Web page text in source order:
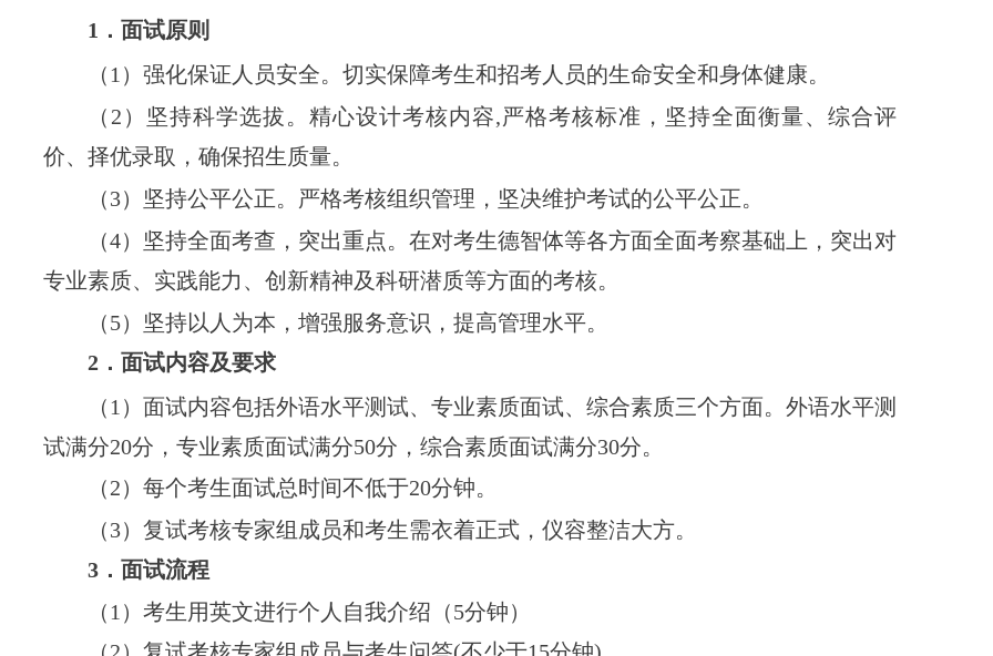
1 ． 面试原则
（1 ）强化保证人员安全。切实保障考生和招考人员的生命安全和身体健康。
（ 2 ）坚持科学选拔。精心设计考核内容,严格考核标准，坚持全面衡量、综合评
价、择优录取，确保招生质量。
（3）坚持公平公正。严格考核组织管理，坚决维护考试的公平公正。
（4）坚持全面考查，突出重点。在对考生德智体等各方面全面考察基础上，突出对
专业素质、实践能力、创新精神及科研潜质等方面的考核。
（5）坚持以人为本，增强服务意识，提高管理水平。
2 ． 面试内容及要求
（1 ）面试内容包括外语水平测试、专业素质面试、综合素质三个方面。外语水平测
试满分20分，专业素质面试满分50分，综合素质面试满分30分。
（2）每个考生面试总时间不低于20分钟。
（3）复试考核专家组成员和考生需衣着正式，仪容整洁大方。
3 ． 面试流程
（1 ）考生用英文进行个人自我介绍 （5分钟）